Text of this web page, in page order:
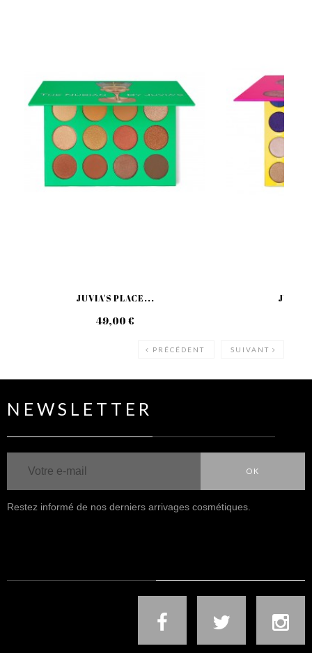
JUVIA'S PLACE...
49,00 €
PRÉCÉDENT SUIVANT
NEWSLETTER
OK
Restez informé de nos derniers arrivages cosmétiques.